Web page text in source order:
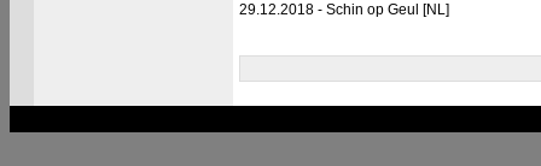
29.12.2018 - Schin op Geul [NL]